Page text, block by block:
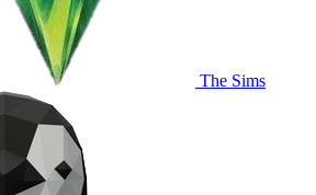
The Sims